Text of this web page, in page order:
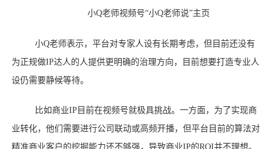
小Q老师视频号“小Q老师说”主页
小Q老师表示，平台对专家人设有长期考虑，但目前还没有
为正规做IP达人的人提供更明确的治理方向，目前想要打造专业人
设仍需要静候等待。
比如商业IP目前在视频号就极具挑战。一方面，为了实现商
业转化，他们需要进行公司联动或高频开播，但平台目前的算法对
精准商业客户的挖掘能力还不够强，导致商业IP的ROI并不理想。